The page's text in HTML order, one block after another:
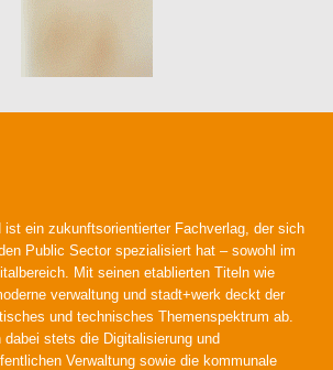
ist ein zukunftsorientierter Fachverlag, der sich
Public Sector spezialisiert hat – sowohl im
Mit seinen etablierten Titeln wie
verwaltung und stadt+werk deckt der
und technisches Themenspektrum ab.
dabei stets die Digitalisierung und
Verwaltung sowie die kommunale